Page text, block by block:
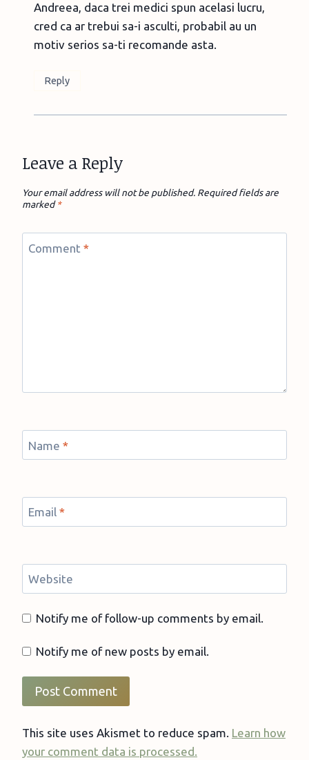
Andreea, daca trei medici spun acelasi lucru,
cred ca ar trebui sa-i asculti, probabil au un
motiv serios sa-ti recomande asta.
Reply
Leave a Reply
Your email address will not be published. Required fields are
marked*
Comment *
Name *
Email *
Website
Notify me of follow-up comments by email.
Notify me of new posts by email.
This site uses Akismet to reduce spam. Learn how
your comment data is processed.